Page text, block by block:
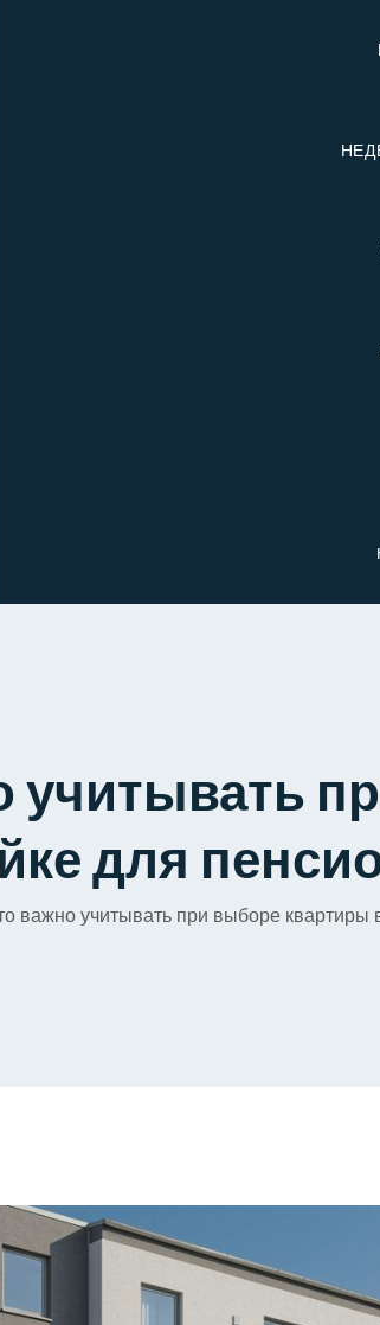
Капитальный
учитывать
для
важно учитывать при выборе квартиры